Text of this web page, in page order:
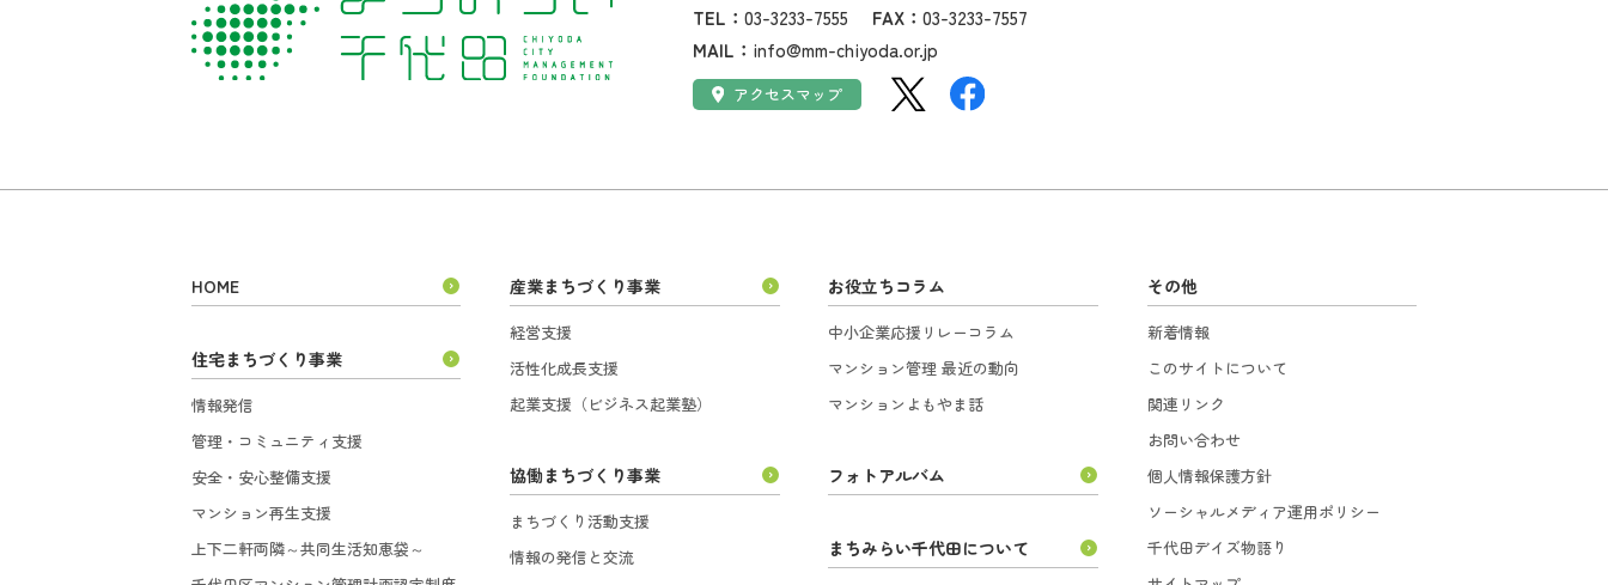
TEL：03-3233-7555 FAX：03-3233-7557
MAIL： info@mm-chiyoda.or.jp
アクセス：アクセスマップ SNS：
HOME
住宅まちづくり事業
情報発信
管理・コミュニティ支援
安全・安心整備支援
マンション再生支援
上下二軒両隣～共同生活知恵袋～
産業まちづくり事業
経営支援
活性化成長支援
起業支援（ビジネス起業塾）
協働まちづくり事業
まちづくり活動支援
情報の発信と交流
お役立ちコラム
中小企業応援リレーコラム
マンション管理 最近の動向
マンションよもやま話
フォトアルバム
まちみらい千代田について
その他
新着情報
このサイトについて
関連リンク
お問い合わせ
個人情報保護方針
ソーシャルメディア運用ポリシー
千代田デイズ物語り